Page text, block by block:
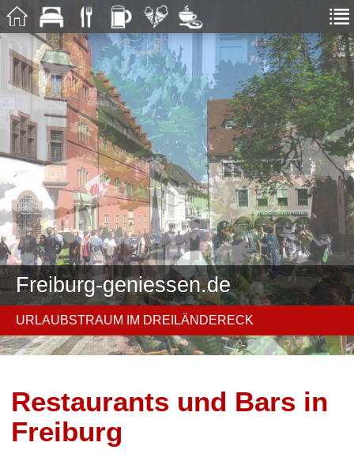
Freiburg-geniessen.de
URLAUBSTRAUM IM DREILÄNDERECK
Restaurants und Bars in
Freiburg